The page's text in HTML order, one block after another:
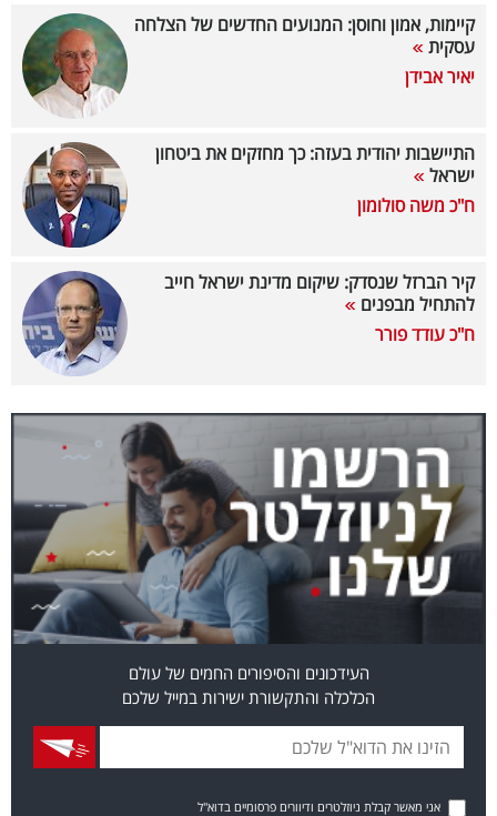
פודקאסט
40
ניוזלטרים
מייל
אדום
אחרינו:
קיימות, אמון וחוסן: המנועים החדשים של הצלחה
עסקית
יאיר אבידן
התיישבות יהודית בעזה: כך מחזקים את ביטחון
ישראל
ח"כ משה סולומון
קיר הברזל שנסדק: שיקום מדינת ישראל חייב
להתחיל מבפנים
ח"כ עודד פורר
העידכונים והסיפורים החמים של עולם
הכלכלה והתקשורת ישירות במייל שלכם
אני מאשר קבלת ניוזלטרים ודיוורים פרסומיים בדוא"ל